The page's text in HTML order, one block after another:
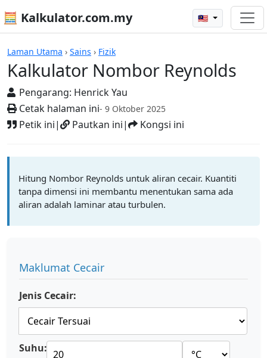
🧮 Kalkulator.com.my 🇲🇾
Laman Utama › Sains › Fizik
Kalkulator Nombor Reynolds
Pengarang: Henrick Yau
Cetak halaman ini- 9 Oktober 2025
Petik ini| Pautkan ini| Kongsi ini
Kalkulator
Hitung Nombor Reynolds untuk aliran cecair. Kuantiti
tanpa dimensi ini membantu menentukan sama ada
aliran adalah laminar atau turbulen.
Maklumat Cecair
Jenis Cecair:
Suhu: